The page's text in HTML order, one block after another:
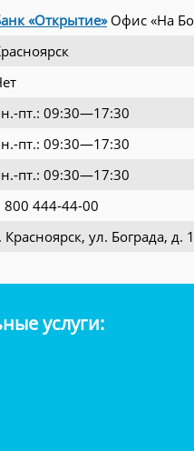
«Открытие»Офис «На
пт.: 09:30—17:30
пт.: 09:30—17:30
пт.: 09:30—17:30
800 444-44-00
Красноярск, ул. Бограда, д.
услуги: